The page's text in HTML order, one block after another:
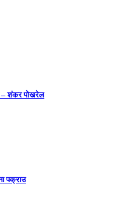
– शंकर पोखरेल
पक्राउ